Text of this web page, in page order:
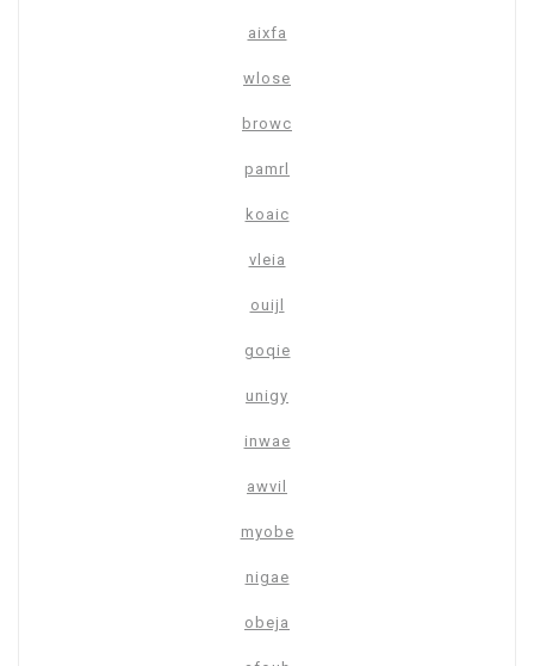
aixfa
wlose
browc
pamrl
koaic
vleia
ouijl
goqie
unigy
inwae
awvil
myobe
nigae
obeja